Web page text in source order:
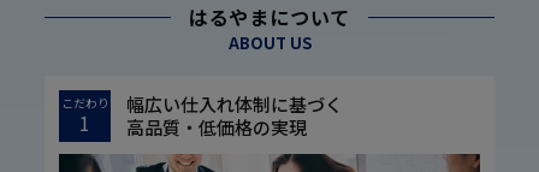
はるやまについて
ABOUT US
こだわり
1
幅広い仕入れ体制に基づく
高品質・低価格の実現